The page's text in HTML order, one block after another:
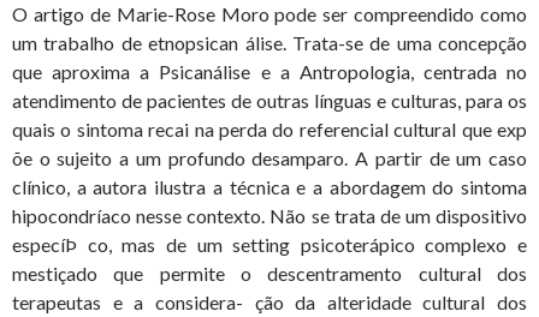
O artigo de Marie-Rose Moro pode ser compreendido como
um trabalho de etnopsican álise. Trata-se de uma concepção
que aproxima a Psicanálise e a Antropologia, centrada no
atendimento de pacientes de outras línguas e culturas, para os
quais o sintoma recai na perda do referencial cultural que exp
õe o sujeito a um profundo desamparo. A partir de um caso
clínico, a autora ilustra a técnica e a abordagem do sintoma
hipocondríaco nesse contexto. Não se trata de um dispositivo
especíÞ co, mas de um setting psicoterápico complexo e
mestiçado que permite o descentramento cultural dos
terapeutas e a considera- ção da alteridade cultural dos